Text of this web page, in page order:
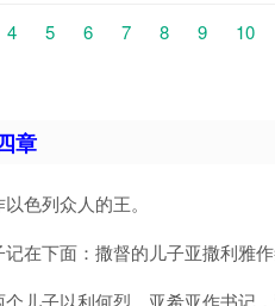
4 5 6 7 8 9 10
章
色列众人的王。
在下面：撒督的儿子亚撒利雅作
儿子以利何烈、亚希亚作书记